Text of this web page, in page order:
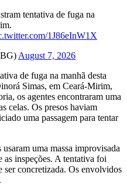
tentativa de fuga na
1J86eInW1X
August 7, 2026
de fuga na manhã desta
Simas, em Ceará-Mirim,
os agentes encontraram uma
celas. Os presos haviam
uma passagem para tentar
uma massa improvisada
as inspeções. A tentativa foi
ser concretizada. Os envolvidos